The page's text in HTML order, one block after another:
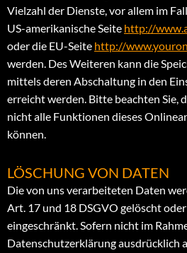
Vielzahl der Dienste, vor allem im
US-amerikanische Seite http://
oder die EU-Seite http://
werden. Des Weiteren kann die
mittels deren Abschaltung in den
erreicht werden. Bitte beachten Sie,
nicht alle Funktionen dieses
können.
LÖSCHUNG VON DATEN
Die von uns verarbeiteten Daten
Art. 17 und 18 DSGVO gelöscht
eingeschränkt. Sofern nicht im
Datenschutzerklärung ausdrücklich